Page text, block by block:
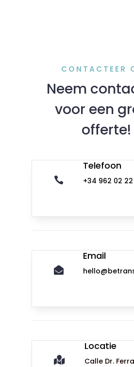
CONTACTEER
Neem
voor een
offerte!

Telefoon
+34 962 02

Email

Locatie
Calle Dr.